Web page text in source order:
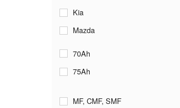
Kia
Mazda
Volkswagen
70Ah
75Ah
MF, CMF, SMF